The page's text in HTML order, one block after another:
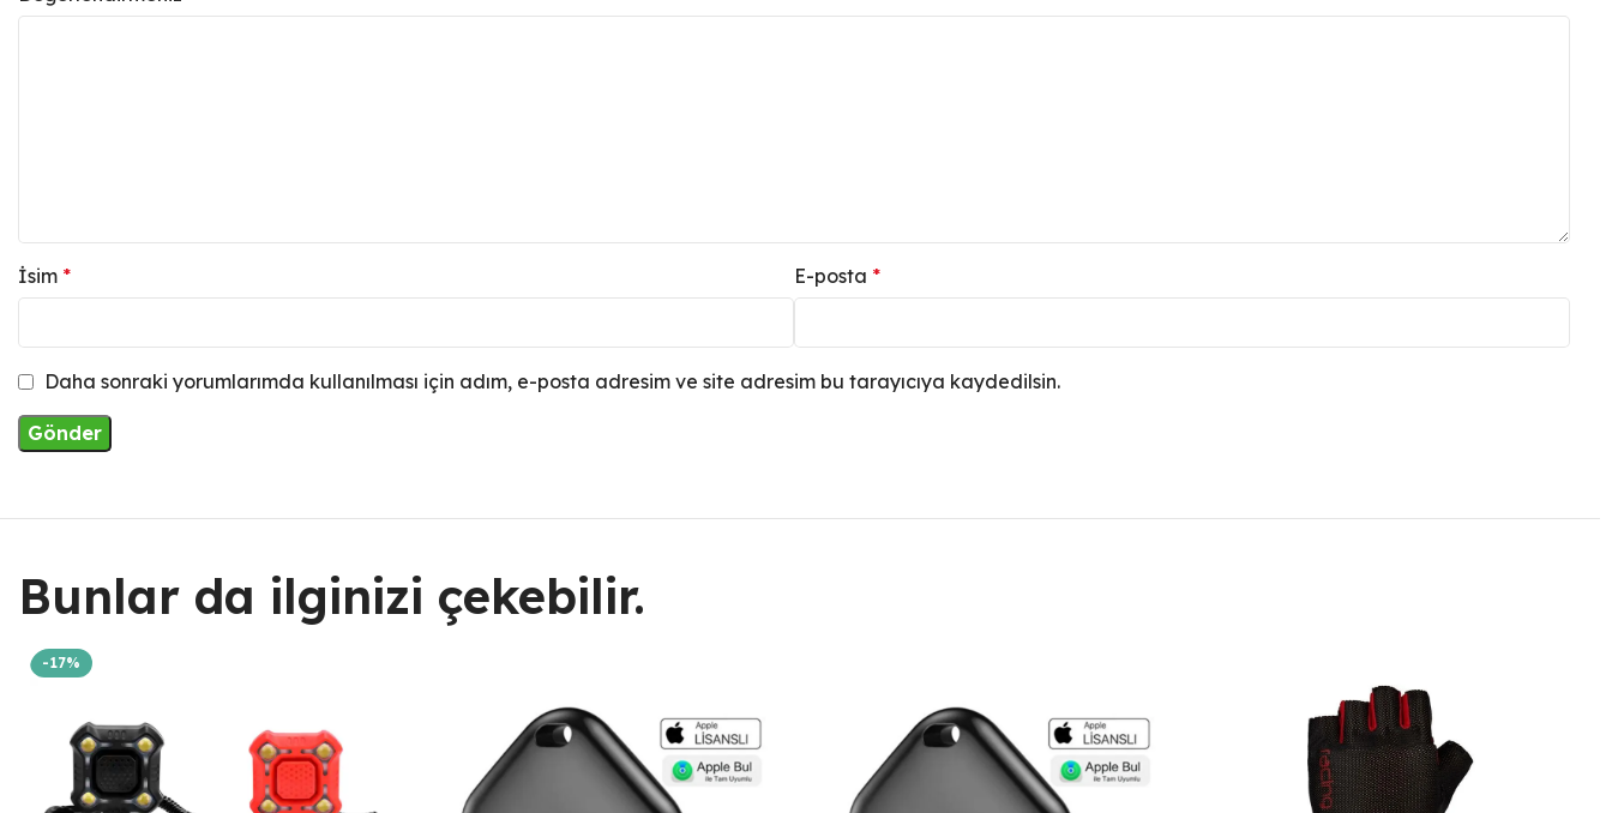
İsim * E-posta *
Daha sonraki yorumlarımda kullanılması için adım, e-posta adresim ve site adresim bu tarayıcıya kaydedilsin.
Bunlar da ilginizi çekebilir.
-17%